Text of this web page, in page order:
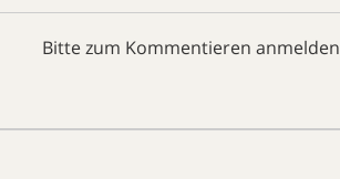
Bitte zum Kommentieren anmelden